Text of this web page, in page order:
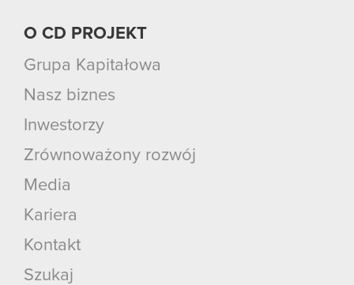
O CD PROJEKT
Grupa Kapitałowa
Nasz biznes
Inwestorzy
Zrównoważony rozwój
Media
Kariera
Kontakt
Szukaj